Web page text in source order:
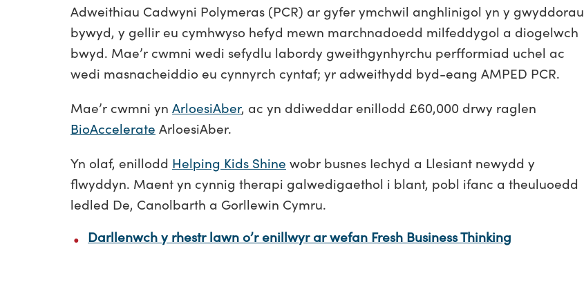
Adweithiau Cadwyni Polymeras (PCR) ar gyfer ymchwil anghlinigol yn y gwyddorau
bywyd, y gellir eu cymhwyso hefyd mewn marchnadoedd milfeddygol a diogelwch
bwyd. Mae’r cwmni wedi sefydlu labordy gweithgynhyrchu perfformiad uchel ac
wedi masnacheiddio eu cynnyrch cyntaf; yr adweithydd byd-eang AMPED PCR.
Mae’r cwmni yn ArloesiAber, ac yn ddiweddar enillodd £60,000 drwy raglen
BioAccelerate ArloesiAber.
Yn olaf, enillodd Helping Kids Shine wobr busnes Iechyd a Llesiant newydd y
flwyddyn. Maent yn cynnig therapi galwedigaethol i blant, pobl ifanc a theuluoedd
ledled De, Canolbarth a Gorllewin Cymru.
Darllenwch y rhestr lawn o’r enillwyr ar wefan Fresh Business Thinking